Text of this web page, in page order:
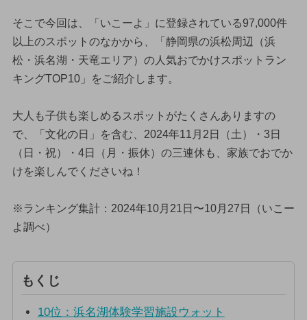
そこで今回は、「いこーよ」に登録されている97,000件
以上のスポットのなかから、「静岡県の浜松周辺（浜
松・浜名湖・天竜エリア）の人気おでかけスポットラン
キングTOP10」をご紹介します。
大人も子供も楽しめるスポットがたくさんありますの
で、「文化の日」を含む、2024年11月2日（土）・3日
（日・祝）・4日（月・振休）の三連休も、家族でおでか
けを楽しんでくださいね！
※ランキング集計：2024年10月21日〜10月27日（いこー
よ調べ）
もくじ
10位：浜名湖体験学習施設ウォット